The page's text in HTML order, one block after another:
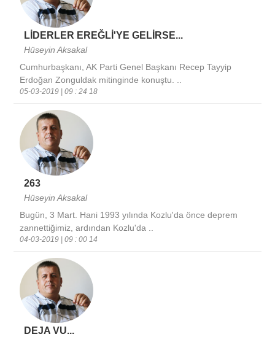
LİDERLER EREĞLİ'YE GELİRSE...
Hüseyin Aksakal
Cumhurbaşkanı, AK Parti Genel Başkanı Recep Tayyip
Erdoğan Zonguldak mitinginde konuştu. ..
05-03-2019 | 09 : 24 18
263
Hüseyin Aksakal
Bugün, 3 Mart. Hani 1993 yılında Kozlu'da önce deprem
zannettiğimiz, ardından Kozlu'da ..
04-03-2019 | 09 : 00 14
DEJA VU...